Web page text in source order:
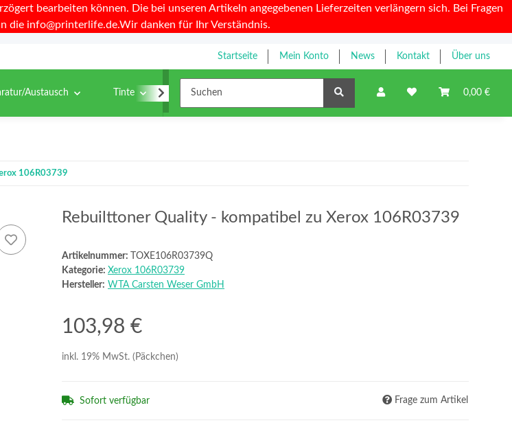
bearbeiten können. Die bei unseren Artikeln angegebenen Lieferzeiten verlängern sich. Bei Fragen
die info@printerlife.de.Wir danken für Ihr Verständnis.
Startseite Mein Konto News Kontakt Über uns
0,00 €
Austausch Tinte Toner
106R03739
Rebuilttoner Quality - kompatibel zu Xerox 106R03739
Artikelnummer:
TOXE106R03739Q
Kategorie: Xerox 106R03739
Hersteller: WTA Carsten Weser GmbH
103,98 €
inkl. 19% MwSt. (Päckchen)
Sofort verfügbar Frage zum Artikel